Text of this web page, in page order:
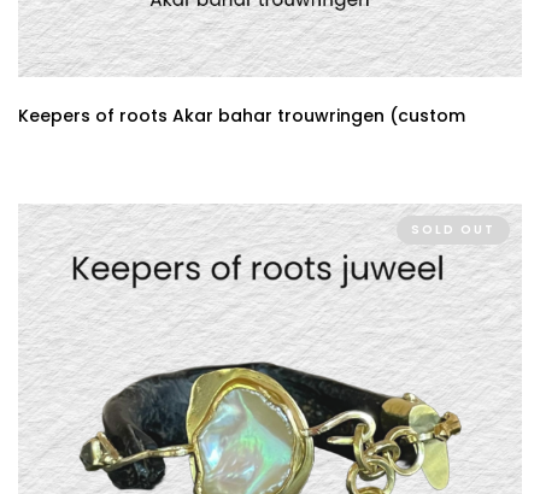
Keepers of roots Akar bahar trouwringen (custom
SOLD OUT